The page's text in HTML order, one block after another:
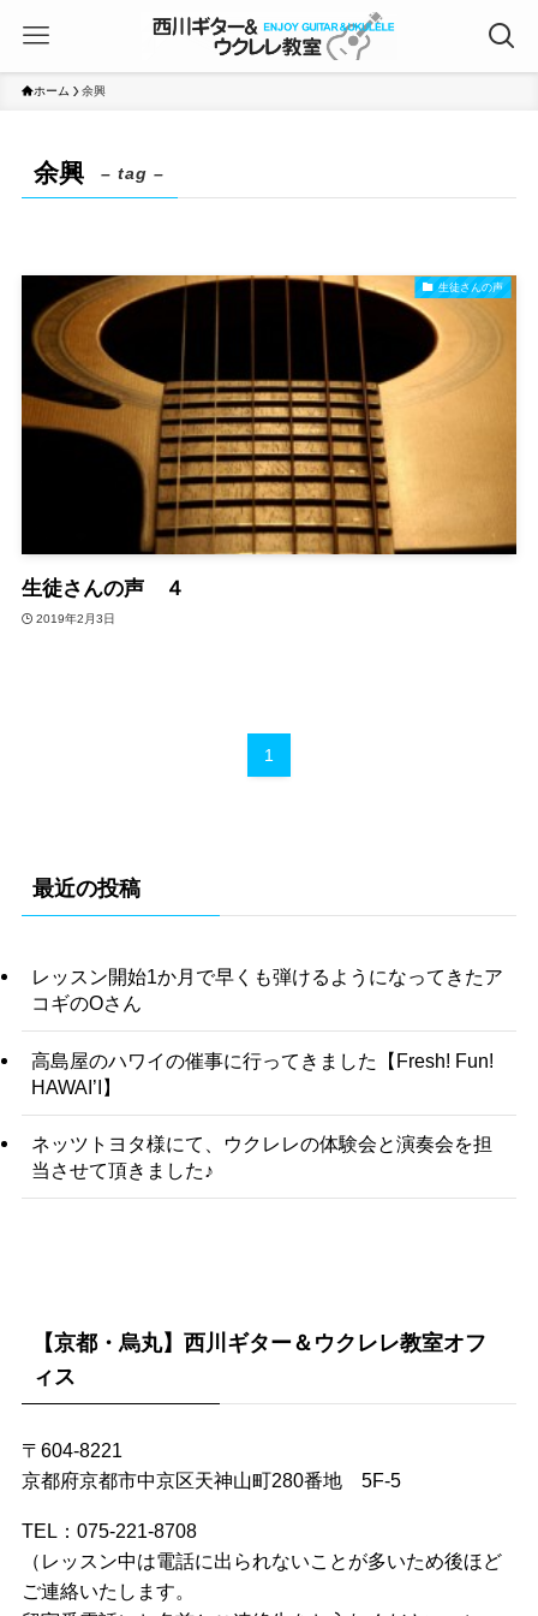
ホーム 余興
余興 – tag –
生徒さんの声
生徒さんの声 ４
2019年2月3日
1
最近の投稿
レッスン開始1か月で早くも弾けるようになってきたア
コギのOさん
高島屋のハワイの催事に行ってきました【Fresh! Fun!
HAWAI’I】
ネッツトヨタ様にて、ウクレレの体験会と演奏会を担
当させて頂きました♪
【京都・烏丸】西川ギター＆ウクレレ教室オフ
ィス
〒604-8221
京都府京都市中京区天神山町280番地 5F-5
TEL：075-221-8708
（レッスン中は電話に出られないことが多いため後ほど
ご連絡いたします。